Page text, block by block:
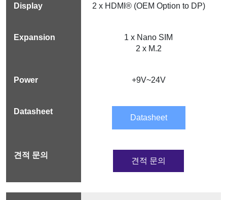
2 x HDMI® (OEM Option to DP)
1 x Nano SIM
2 x M.2
+9V~24V
Datasheet
견적 문의